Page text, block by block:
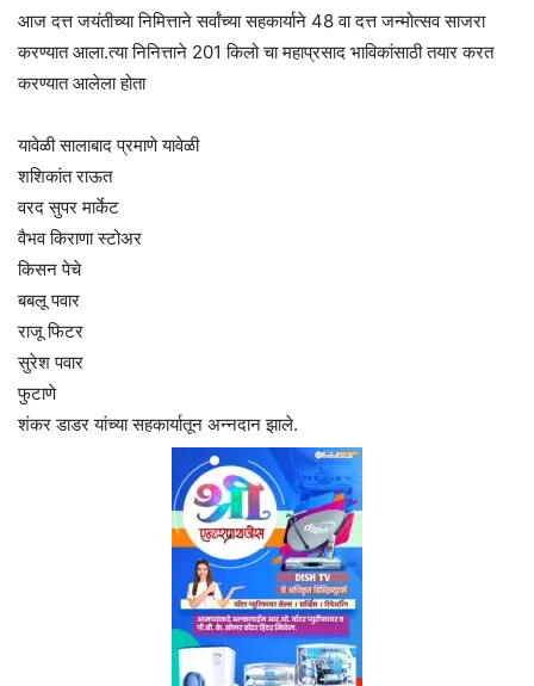
आज दत्त जयंतीच्या निमित्ताने सर्वांच्या सहकार्याने 48 वा दत्त जन्मोत्सव साजरा
करण्यात आला.त्या निनित्ताने 201 किलो चा महाप्रसाद भाविकांसाठी तयार करत
करण्यात आलेला होता
यावेळी सालाबाद प्रमाणे यावेळी
शशिकांत राऊत
वरद सुपर मार्केट
वैभव किराणा स्टोअर
किसन पेचे
बबलू पवार
राजू फिटर
सुरेश पवार
फुटाणे
शंकर डाडर यांच्या सहकार्यातून अन्नदान झाले.